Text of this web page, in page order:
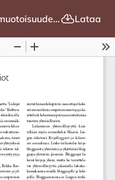
Laaja teos lukemisen monimuotoisuudesta Lataa